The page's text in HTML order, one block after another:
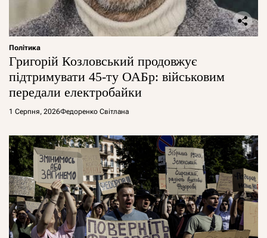
Політика
Григорій Козловський продовжує
підтримувати 45-ту ОАБр: військовим
передали електробайки
1 Серпня, 2026Федоренко Світлана